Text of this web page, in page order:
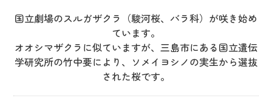
国立劇場のスルガザクラ（駿河桜、バラ科）が咲き始め
ています。
オオシマザクラに似ていますが、三島市にある国立遺伝
学研究所の竹中要により、ソメイヨシノの実生から選抜
された桜です。